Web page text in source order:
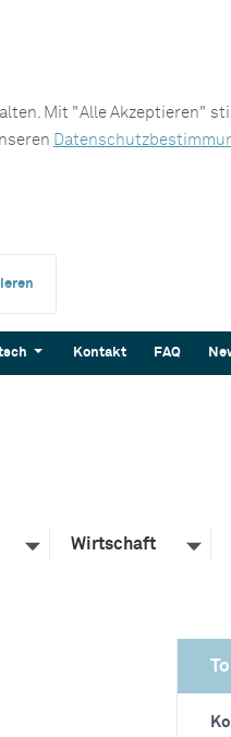
Mit "Alle Akzeptieren"
Kontakt FAQ
Wirtschaft